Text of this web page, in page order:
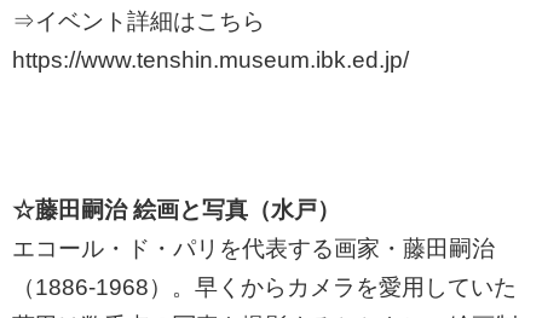
⇒イベント詳細はこちら
https://www.tenshin.museum.ibk.ed.jp/
☆藤田嗣治 絵画と写真（水戸）
エコール・ド・パリを代表する画家・藤田嗣治
（1886-1968）。早くからカメラを愛用していた